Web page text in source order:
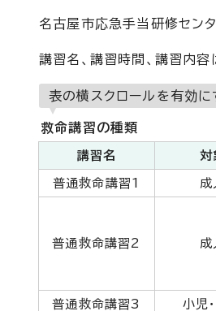
名古屋市応急手当研修セン
講習名、講習時間、講習内容
表の横スクロールを有効に
救命講習の種類
講習名 対
普通救命講習1 成
普通救命講習2 成
普通救命講習3 小児